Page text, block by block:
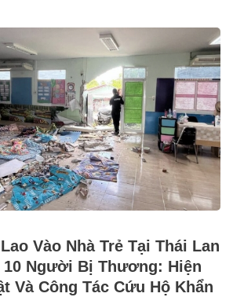
Vào Nhà Trẻ Tại Thái Lan
10 Người Bị Thương: Hiện
Và Công Tác Cứu Hộ Khẩn